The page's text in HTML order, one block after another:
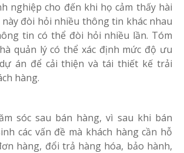
nghiệp cho đến khi họ cảm thấy hài
đòi hỏi nhiều thông tin khác nhau
tin có thể đòi hỏi nhiều lần. Tóm
quản lý có thể xác định mức độ ưu
án để cải thiện và tái thiết kế trải
hàng.
sóc sau bán hàng, vì sau khi bán
các vấn đề mà khách hàng cần hỗ
hàng, đổi trả hàng hóa, bảo hành,